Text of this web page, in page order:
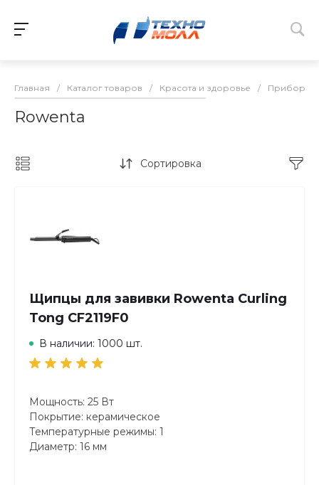
Главная / Каталог товаров / Красота и здоровье / Приборы
Rowenta
Сортировка
Щипцы для завивки Rowenta Curling
Tong CF2119F0
В наличии: 1000 шт.
Мощность: 25 Вт
Покрытие: керамическое
Температурные режимы: 1
Диаметр: 16 мм